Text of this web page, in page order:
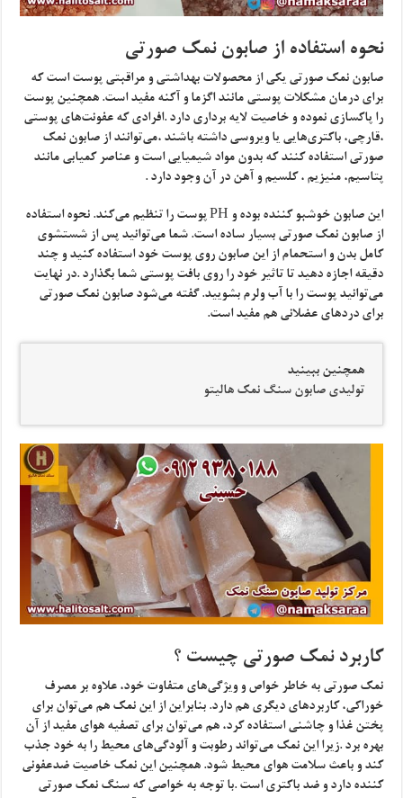
نحوه استفاده از صابون نمک صورتی
صابون نمک صورتی یکی از محصولات بهداشتی و مراقبتی پوست است که
برای درمان مشکلات پوستی مانند اگزما و آکنه مفید است. همچنین پوست
را پاکسازی نموده و خاصیت لایه برداری دارد .افرادی که عفونت‌های پوستی
،قارچی، باکتری‌هایی یا ویروسی داشته باشند ،می‌توانند از صابون نمک
صورتی استفاده کنند که بدون مواد شیمیایی است و عناصر کمیابی مانند
پتاسیم، منیزیم ، کلسیم و آهن در آن وجود دارد .
این صابون خوشبو کننده بوده و PH پوست را تنظیم می‌کند. نحوه استفاده
از صابون نمک صورتی بسیار ساده است. شما می‌توانید پس از شستشوی
کامل بدن و استحمام از این صابون روی پوست خود استفاده کنید و چند
دقیقه اجازه دهید تا تاثیر خود را روی بافت پوستی شما بگذارد .در نهایت
می‌توانید پوست را با آب ولرم بشویید. گفته می‌شود صابون نمک صورتی
برای دردهای عضلانی هم مفید است.
همچنین ببینید
تولیدی صابون سنگ نمک هالیتو
کاربرد نمک صورتی چیست ؟
نمک صورتی به خاطر خواص و ویژگی‌های متفاوت خود، علاوه بر مصرف
خوراکی، کاربردهای دیگری هم دارد. بنابراین از این نمک هم می‌توان برای
پختن غذا و چاشنی استفاده کرد، هم می‌توان برای تصفیه هوای مفید از آن
بهره برد .زیرا این نمک می‌تواند رطوبت و آلودگی‌های محیط را به خود جذب
کند و باعث سلامت هوای محیط شود. همچنین این نمک خاصیت ضدعفونی
کننده دارد و ضد باکتری است .با توجه به خواصی که سنگ نمک صورتی